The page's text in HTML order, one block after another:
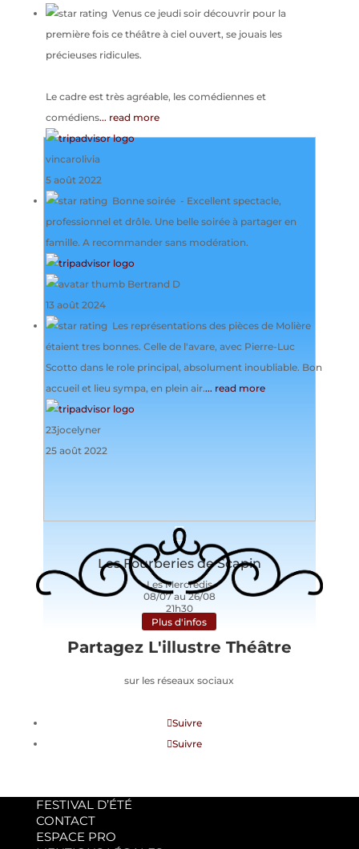
Les Fourberies de Scapin
Les Mercredis
08/07 au 26/08
21h30
Plus d'infos
Venus ce jeudi soir découvrir pour la
première fois ce théâtre à ciel ouvert, se jouais les
précieuses ridicules.
Le cadre est très agréable, les comédiennes et
comédiens... read more
vincarolivia
5 août 2022
Bonne soirée - Excellent spectacle,
professionnel et drôle. Une belle soirée à partager en
famille. A recommander sans modération.
Bertrand D
13 août 2024
Les représentations des pièces de Molière
étaient tres bonnes. Celle de l'avare, avec Pierre-Luc
Scotto dans le role principal, absolument inoubliable. Bon
accueil et lieu sympa, en plein air.... read more
23jocelyner
25 août 2022
Partagez L'illustre Théâtre
sur les réseaux sociaux
Suivre
Suivre
FESTIVAL D’ÉTÉ
CONTACT
ESPACE PRO